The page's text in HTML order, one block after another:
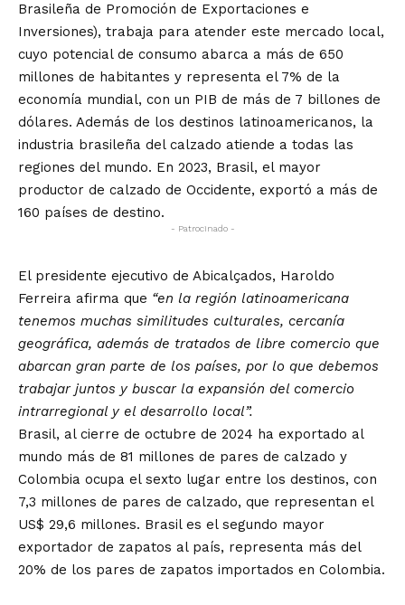
Brasileña de Promoción de Exportaciones e
Inversiones), trabaja para atender este mercado local,
cuyo potencial de consumo abarca a más de 650
millones de habitantes y representa el 7% de la
economía mundial, con un PIB de más de 7 billones de
dólares. Además de los destinos latinoamericanos, la
industria brasileña del calzado atiende a todas las
regiones del mundo. En 2023, Brasil, el mayor
productor de calzado de Occidente, exportó a más de
160 países de destino.
- Patrocinado -
El presidente ejecutivo de Abicalçados, Haroldo
Ferreira afirma que “en la región latinoamericana
tenemos muchas similitudes culturales, cercanía
geográfica, además de tratados de libre comercio que
abarcan gran parte de los países, por lo que debemos
trabajar juntos y buscar la expansión del comercio
intrarregional y el desarrollo local”.
Brasil, al cierre de octubre de 2024 ha exportado al
mundo más de 81 millones de pares de calzado y
Colombia ocupa el sexto lugar entre los destinos, con
7,3 millones de pares de calzado, que representan el
US$ 29,6 millones. Brasil es el segundo mayor
exportador de zapatos al país, representa más del
20% de los pares de zapatos importados en Colombia.